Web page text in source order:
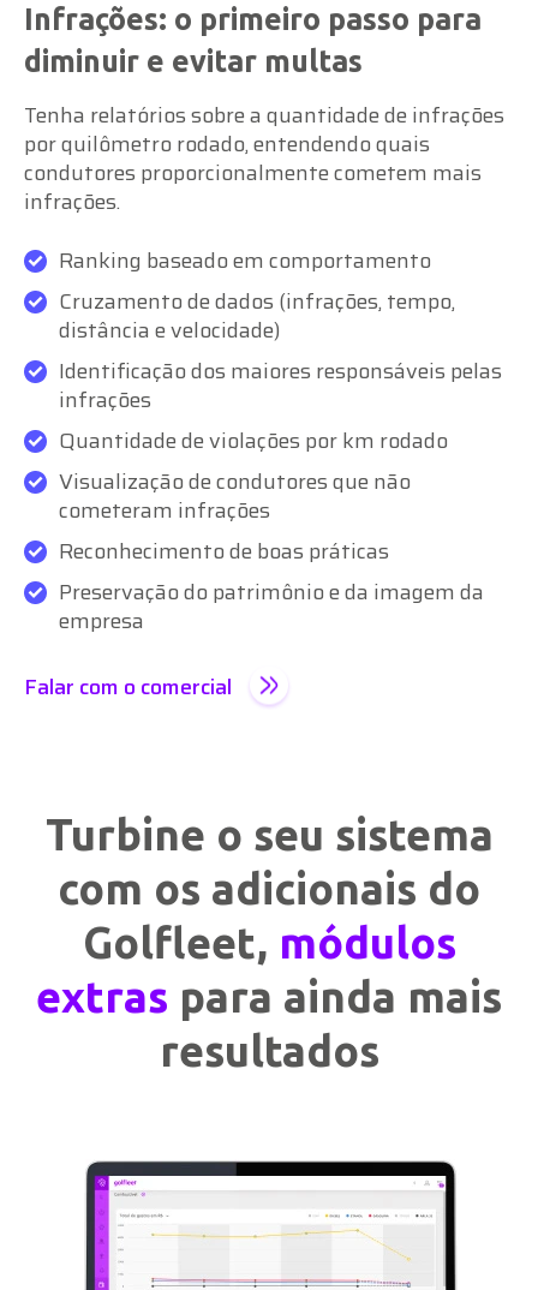
Infrações: o primeiro passo para
diminuir e evitar multas
Tenha relatórios sobre a quantidade de infrações
por quilômetro rodado, entendendo quais
condutores proporcionalmente cometem mais
infrações.
Ranking baseado em comportamento
Cruzamento de dados (infrações, tempo,
distância e velocidade)
Identificação dos maiores responsáveis pelas
infrações
Quantidade de violações por km rodado
Visualização de condutores que não
cometeram infrações
Reconhecimento de boas práticas
Preservação do patrimônio e da imagem da
empresa
Falar com o comercial
Turbine o seu sistema
com os adicionais do
Golfleet, módulos
extras para ainda mais
resultados